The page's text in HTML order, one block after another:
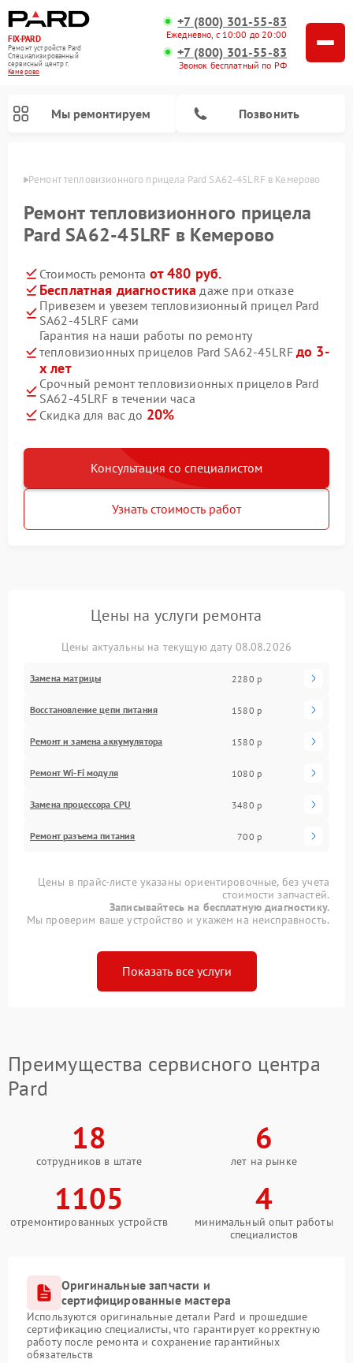
FIX-PARD
Ремонт устройств Pard
Специализированный
cервисный центр г.
Кемерово
+7 (800) 301-55-83
Ежедневно, с 10:00 до 20:00
+7 (800) 301-55-83
Звонок бесплатный по РФ
Мы ремонтируем Позвонить
Ремонт тепловизионного прицела Pard SA62-45LRF в Кемерово
Ремонт тепловизионного прицела
Pard SA62-45LRF в Кемерово
Стоимость ремонта от 480 руб.
Бесплатная диагностика даже при отказе
Привезем и увезем тепловизионный прицел Pard
SA62-45LRF сами
Гарантия на наши работы по ремонту
тепловизионных прицелов Pard SA62-45LRF до 3-
х лет
Срочный ремонт тепловизионных прицелов Pard
SA62-45LRF в течении часа
Скидка для вас до 20%
Консультация со специалистом
Узнать стоимость работ
Цены на услуги ремонта
Цены актуальны на текущую дату 08.08.2026
Замена матрицы 2280 р
Восстановление цепи питания 1580 р
Ремонт и замена аккумулятора 1580 р
Ремонт Wi-Fi модуля 1080 р
Замена процессора CPU 3480 р
Ремонт разъема питания 700 р
Цены в прайс-листе указаны ориентировочные, без учета
стоимости запчастей.
Записывайтесь на бесплатную диагностику.
Мы проверим ваше устройство и укажем на неисправность.
Показать все услуги
Преимущества сервисного центра
Pard
18
сотрудников в штате
6
лет на рынке
1105
отремонтированных устройств
4
минимальный опыт работы
специалистов
Оригинальные запчасти и
сертифицированные мастера
Используются оригинальные детали Pard и прошедшие
сертификацию специалисты, что гарантирует корректную
работу после ремонта и сохранение гарантийных
обязательств